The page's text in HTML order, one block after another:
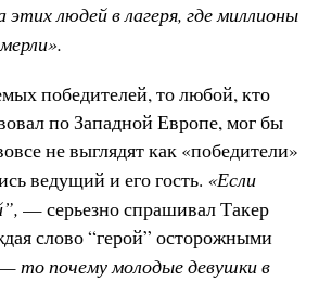
людей в лагеря, где миллионы
победителей, то любой, кто
по Западной Европе, мог бы
не выглядят как «победители»
ведущий и его гость. «Если
— серьезно спрашивал Такер
слово “герой” осторожными
—то почему молодые девушки в